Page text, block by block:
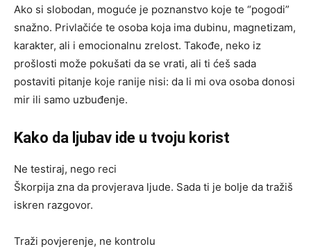
Ako si slobodan, moguće je poznanstvo koje te “pogodi”
snažno. Privlačiće te osoba koja ima dubinu, magnetizam,
karakter, ali i emocionalnu zrelost. Takođe, neko iz
prošlosti može pokušati da se vrati, ali ti ćeš sada
postaviti pitanje koje ranije nisi: da li mi ova osoba donosi
mir ili samo uzbuđenje.
Kako da ljubav ide u tvoju korist
Ne testiraj, nego reci
Škorpija zna da provjerava ljude. Sada ti je bolje da tražiš
iskren razgovor.
Traži povjerenje, ne kontrolu